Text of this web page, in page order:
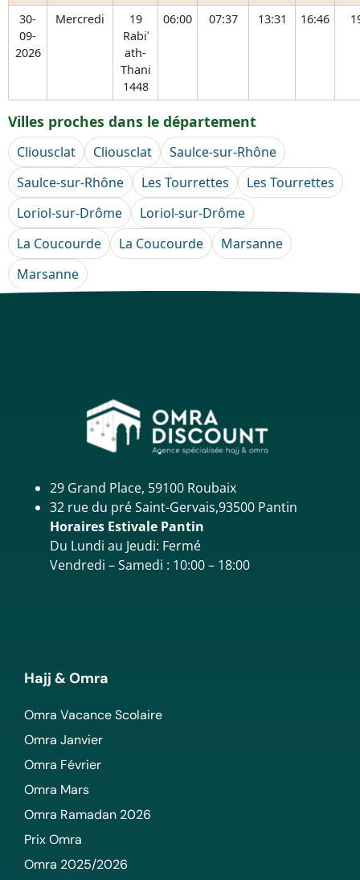
30-
09-
2026
Mercredi
19
Rabiʿ
ath-
Thani
1448
06:00 07:37 13:31 16:46
Villes proches dans le département
Cliousclat Cliousclat
Saulce-sur-Rhône
Saulce-sur-Rhône
Les Tourrettes
Les Tourrettes
Loriol-sur-Drôme
Loriol-sur-Drôme
La Coucourde
La Coucourde
Marsanne
Marsanne
29 Grand Place, 59100 Roubaix
32 rue du pré Saint-Gervais,93500 Pantin
Horaires Estivale Pantin
Du Lundi au Jeudi: Fermé
Vendredi – Samedi : 10:00 – 18:00
Hajj & Omra
Omra Vacance Scolaire
Omra Janvier
Omra Février
Omra Mars
Omra Ramadan 2026
Prix Omra
Omra 2025/2026